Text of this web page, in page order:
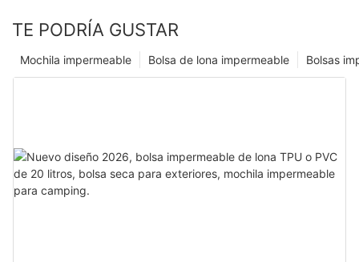
TE PODRÍA GUSTAR
Bolsas
Bolsa de lona impermeable
Mochila impermeable